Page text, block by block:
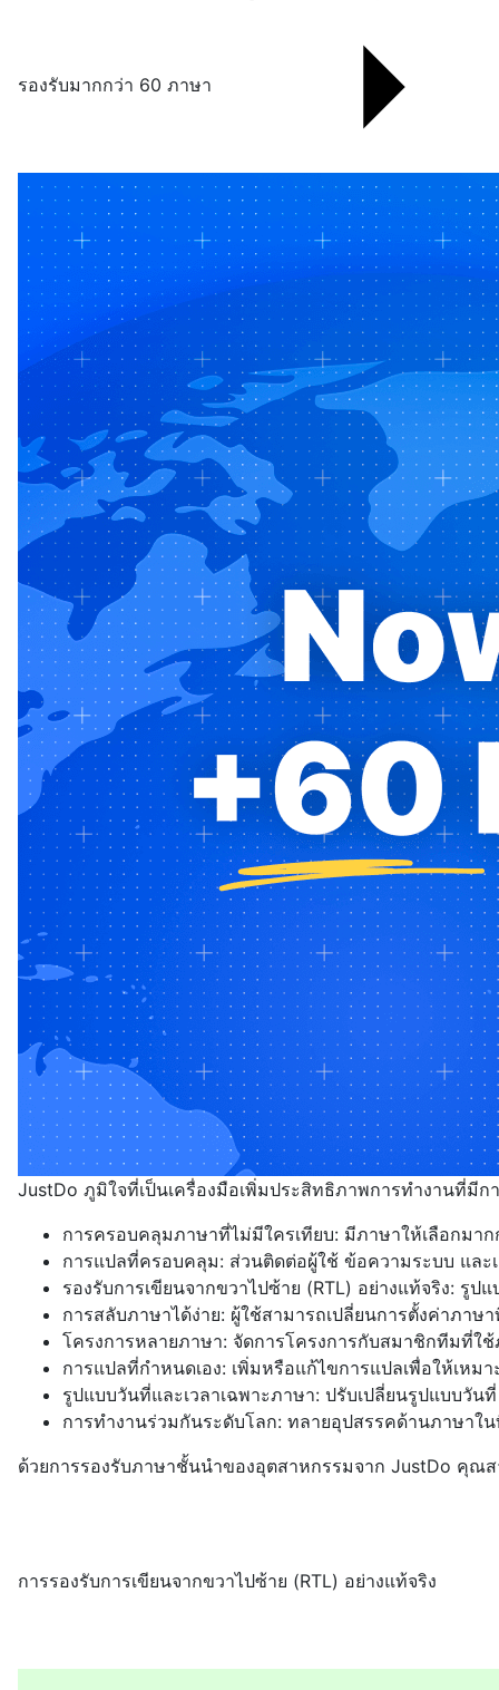
รองรับมากกว่า 60 ภาษา
JustDo ภูมิใจที่เป็นเครื่องมือเพิ่มประสิทธิภาพการทำงานที่มี
การครอบคลุมภาษาที่ไม่มีใครเทียบ: มีภาษาให้เลือกมา
การแปลที่ครอบคลุม: ส่วนติดต่อผู้ใช้ ข้อความระบบ และ
รองรับการเขียนจากขวาไปซ้าย (RTL) อย่างแท้จริง: รู
การสลับภาษาได้ง่าย: ผู้ใช้สามารถเปลี่ยนการตั้งค่าภาษ
โครงการหลายภาษา: จัดการโครงการกับสมาชิกทีมที่ใ
การแปลที่กำหนดเอง: เพิ่มหรือแก้ไขการแปลเพื่อให้เห
รูปแบบวันที่และเวลาเฉพาะภาษา: ปรับเปลี่ยนรูปแบบวัน
การทำงานร่วมกันระดับโลก: ทลายอุปสรรคด้านภาษาใ
ด้วยการรองรับภาษาชั้นนำของอุตสาหกรรมจาก JustDo คุณ
การรองรับการเขียนจากขวาไปซ้าย (RTL) อย่างแท้จริง